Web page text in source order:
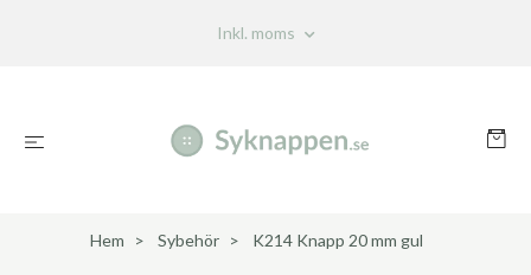
Inkl. moms
Hem Sybehör K214 Knapp 20 mm gul